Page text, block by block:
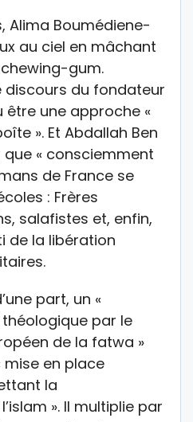
Alima Boumédiene-
au ciel en mâchant
gum.
discours du fondateur
être une approche «
». Et Abdallah Ben
« consciemment
de France se
: Frères
salafistes et, enfin,
de la libération
part, un «
par le
de la fatwa »
mise en place
la
». Il multiplie par